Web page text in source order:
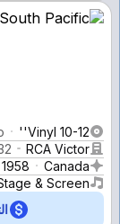
Vinyl 10-12''
RCA Victor
Canada
1958
& Screen